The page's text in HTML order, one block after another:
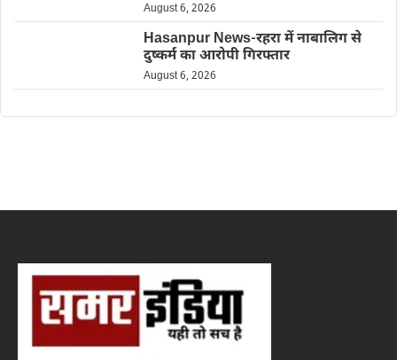
August 6, 2026
Hasanpur News-रहरा में नाबालिग से
दुष्कर्म का आरोपी गिरफ्तार
August 6, 2026